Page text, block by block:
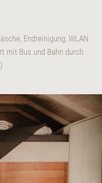
Endreinigung, WLAN
mit Bus und Bahn durch